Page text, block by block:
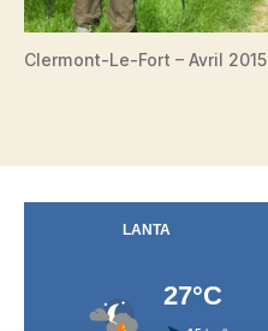
Clermont-Le-Fort – Avril 2015